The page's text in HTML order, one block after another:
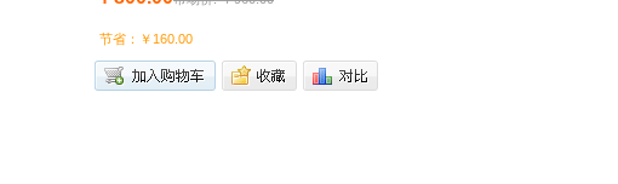
节省：￥160.00